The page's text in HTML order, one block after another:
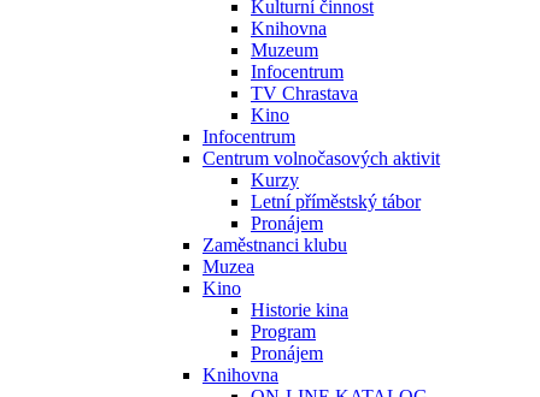
Kulturní činnost
Knihovna
Muzeum
Infocentrum
TV Chrastava
Kino
Infocentrum
Centrum volnočasových aktivit
Kurzy
Letní příměstský tábor
Pronájem
Zaměstnanci klubu
Muzea
Kino
Historie kina
Program
Pronájem
Knihovna